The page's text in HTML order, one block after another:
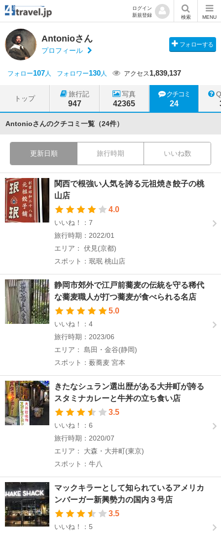
ログイン
新規登録
検索 MENU
Antonioさん
プロフィール
フォローする
フォロー107人 フォロワー130人 アクセス1,839,137
トップ
旅行記
947
写真
42365
クチコミ
24
Antonioさんのクチコミ一覧（24件）
更新日順 旅行時期 いいね数
関西で根強い人気を誇る元祖焼き餃子の桃
山店
4.0
いいね！：7
旅行時期：2022/01
エリア： 伏見(京都)
スポット：珉珉 桃山店
静岡市郊外で江戸前蕎麦の伝統を守る稀代
な蕎麦職人が打つ蕎麦が食べられる名店
5.0
いいね！：4
旅行時期：2023/06
エリア： 島田・金谷(静岡)
スポット：薮蕎麦 宮本
きたなシュラン選出歴がある大井町が誇る
スタミナカレーと牛丼の立ち食い店
3.5
いいね！：6
旅行時期：2020/07
エリア： 大森・大井町(東京)
スポット：牛八
マックキラーとして知られているアメリカ
ンバーガー新興勢力の国内３号店
3.5
いいね！：5